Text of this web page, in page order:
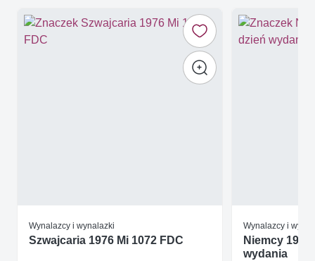
Wynalazcy i wynalazki
Szwajcaria 1976 Mi 1072 FDC
Wynalazcy i
Niemcy
wydania